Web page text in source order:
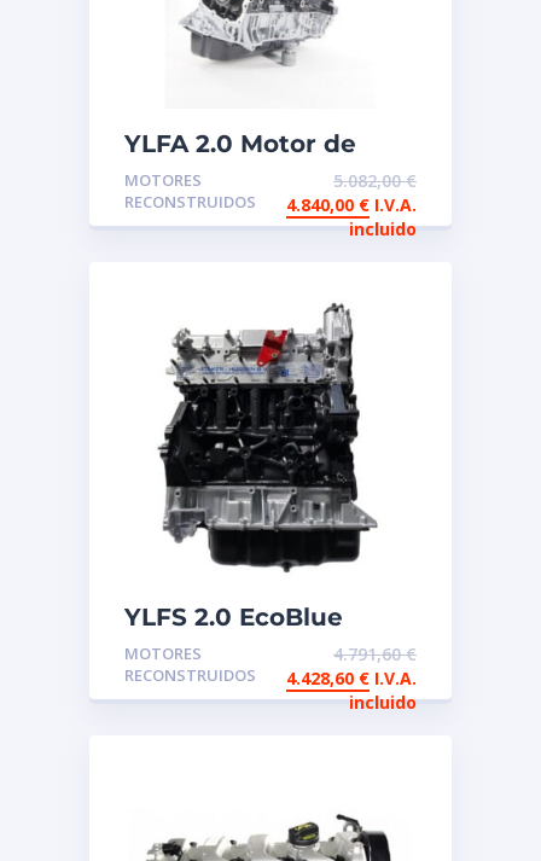
YLFA 2.0 Motor de
intercambio
reconstruido FORD
MOTORES
RECONSTRUIDOS
5.082,00€
4.840,00 € I.V.A.
incluido
YLFS 2.0 EcoBlue
Motor de intercambio
reconstruido FORD
MOTORES
RECONSTRUIDOS
4.791,60€
4.428,60 € I.V.A.
incluido